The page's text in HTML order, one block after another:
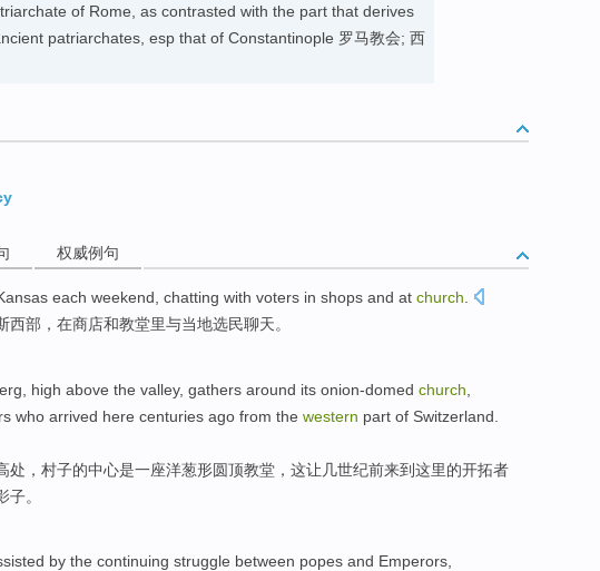
of Rome, as contrasted with the part that derives
patriarchates, esp that of Constantinople 罗马教会; 西
权威例句
each weekend chatting with voters in shops and at church
西部 ， 在商店和教堂里与当地选民聊天。
, high above the valley, gathers around its onion-domed church
who arrived here centuries ago from the western part of Switzerland
处 ，村子的中心是一座洋葱形圆顶教堂 ， 这让 几世纪前来到这里的开拓者
子。
by the continuing struggle between popes and Emperors,